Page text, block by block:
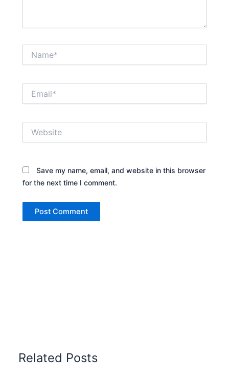
Save my name, email, and website in this browser
for the next time I comment.
Related Posts